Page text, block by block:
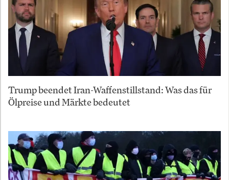
Trump beendet Iran-Waffenstillstand: Was das für
Ölpreise und Märkte bedeutet